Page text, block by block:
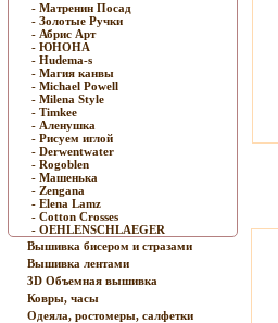
- Матренин Посад
- Золотые Ручки
- Абрис Арт
- ЮНОНА
- Hudema-s
- Магия канвы
- Michael Powell
- Milena Style
- Timkee
- Аленушка
- Рисуем иглой
- Derwentwater
- Rogoblen
- Машенька
- Zengana
- Elena Lamz
- Cotton Crosses
- OEHLENSCHLAEGER
Вышивка бисером и стразами
Вышивка лентами
3D Объемная вышивка
Ковры, часы
Одеяла, ростомеры, салфетки